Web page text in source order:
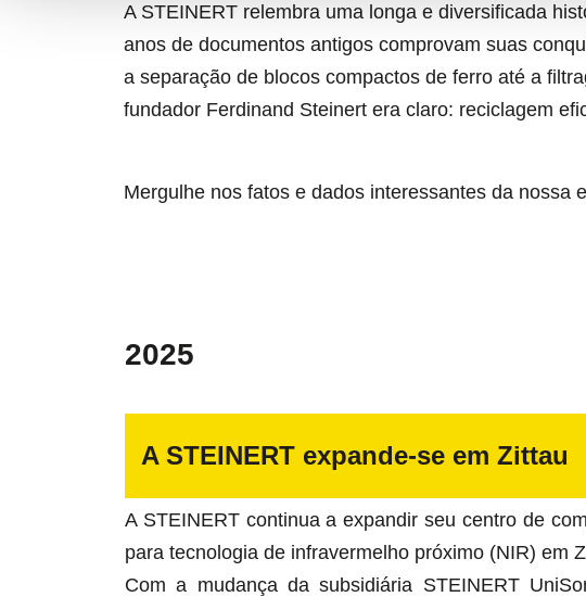
A STEINERT relembra uma longa e diversificada
anos de documentos antigos comprovam suas
a separação de blocos compactos de ferro até a
fundador Ferdinand Steinert era claro: reciclagem
Mergulhe nos fatos e dados interessantes da nossa
A STEINERT expande-se em Zittau
2025
A STEINERT continua a expandir seu centro de
para tecnologia de infravermelho próximo (NIR) em
Com a mudança da subsidiária STEINERT